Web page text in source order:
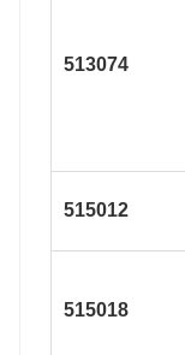
513074
515012
515018